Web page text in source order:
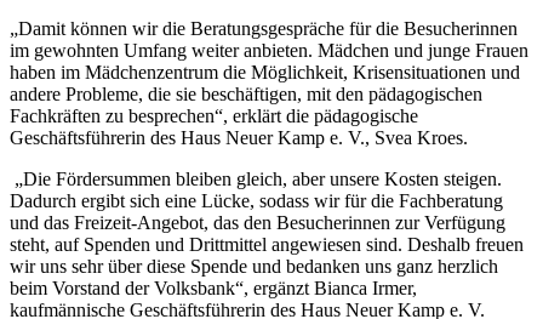
„Damit können wir die Beratungsgespräche für die Besucherinnen
im gewohnten Umfang weiter anbieten. Mädchen und junge Frauen
haben im Mädchenzentrum die Möglichkeit, Krisensituationen und
andere Probleme, die sie beschäftigen, mit den pädagogischen
Fachkräften zu besprechen“, erklärt die pädagogische
Geschäftsführerin des Haus Neuer Kamp e. V., Svea Kroes.
„Die Fördersummen bleiben gleich, aber unsere Kosten steigen.
Dadurch ergibt sich eine Lücke, sodass wir für die Fachberatung
und das Freizeit-Angebot, das den Besucherinnen zur Verfügung
steht, auf Spenden und Drittmittel angewiesen sind. Deshalb freuen
wir uns sehr über diese Spende und bedanken uns ganz herzlich
beim Vorstand der Volksbank“, ergänzt Bianca Irmer,
kaufmännische Geschäftsführerin des Haus Neuer Kamp e. V.